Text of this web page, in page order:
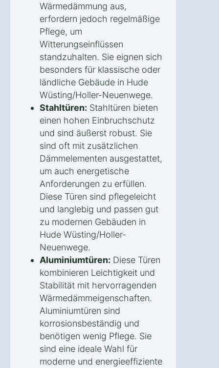
Wärmedämmung aus,
erfordern jedoch regelmäßige
Pflege, um
Witterungseinflüssen
standzuhalten. Sie eignen sich
besonders für klassische oder
ländliche Gebäude in Hude
Wüsting/Holler-Neuenwege.
Stahltüren: Stahltüren bieten
einen hohen Einbruchschutz
und sind äußerst robust. Sie
sind oft mit zusätzlichen
Dämmelementen ausgestattet,
um auch energetische
Anforderungen zu erfüllen.
Diese Türen sind pflegeleicht
und langlebig und passen gut
zu modernen Gebäuden in
Hude Wüsting/Holler-
Neuenwege.
Aluminiumtüren: Diese Türen
kombinieren Leichtigkeit und
Stabilität mit hervorragenden
Wärmedämmeigenschaften.
Aluminiumtüren sind
korrosionsbeständig und
benötigen wenig Pflege. Sie
sind eine ideale Wahl für
moderne und energieeffiziente